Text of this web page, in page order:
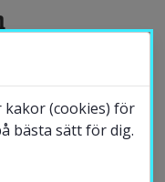
Biomedicin
ExBiG) bedriver
effekter av
kakor (cookies) för
bästa sätt för dig.